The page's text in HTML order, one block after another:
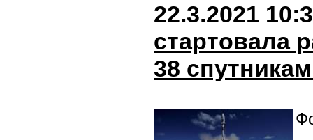
22.3.2021
стартовала
38